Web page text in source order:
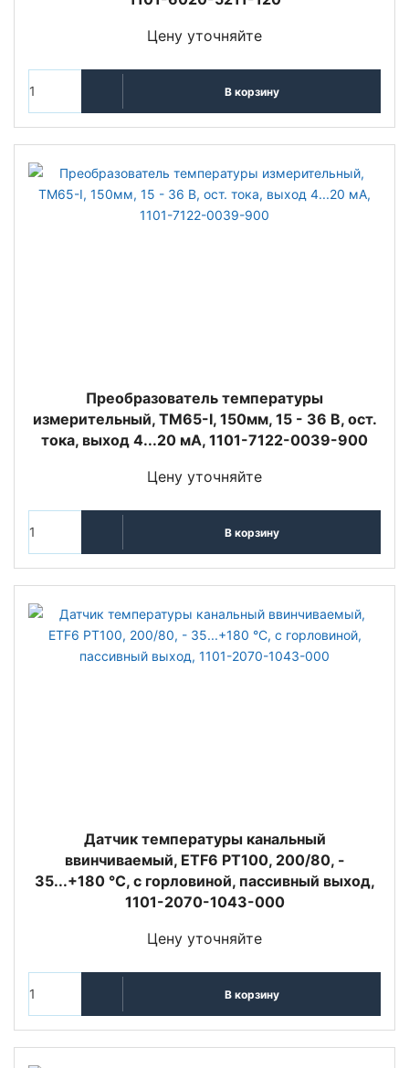
Цену уточняйте
В корзину
Преобразователь температуры
измерительный, TM65-I, 150мм, 15 - 36 В, ост.
тока, выход 4...20 мA, 1101-7122-0039-900
Цену уточняйте
В корзину
Датчик температуры канальный
ввинчиваемый, ETF6 PT100, 200/80, -
35...+180 °C, с горловиной, пассивный выход,
1101-2070-1043-000
Цену уточняйте
В корзину